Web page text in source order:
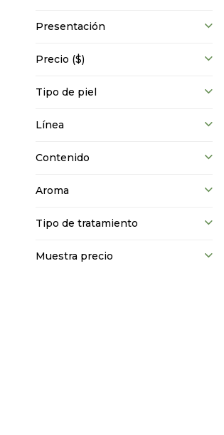
Presentación
Precio ($)
Tipo de piel
Línea
Contenido
Aroma
Tipo de tratamiento
Muestra precio